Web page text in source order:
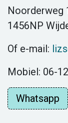
Noorderweg
1456NP
Of e-mail:
Mobiel: 06-
Whatsapp